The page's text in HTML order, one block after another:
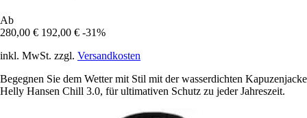
Ab
280,00 € 192,00 € -31%
inkl. MwSt. zzgl. Versandkosten
Begegnen Sie dem Wetter mit Stil mit der wasserdichten Kapuzenjacke
Helly Hansen Chill 3.0, für ultimativen Schutz zu jeder Jahreszeit.